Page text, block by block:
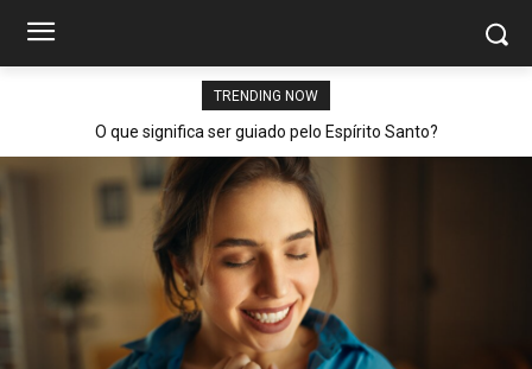
TRENDING NOW
O que significa ser guiado pelo Espírito Santo?